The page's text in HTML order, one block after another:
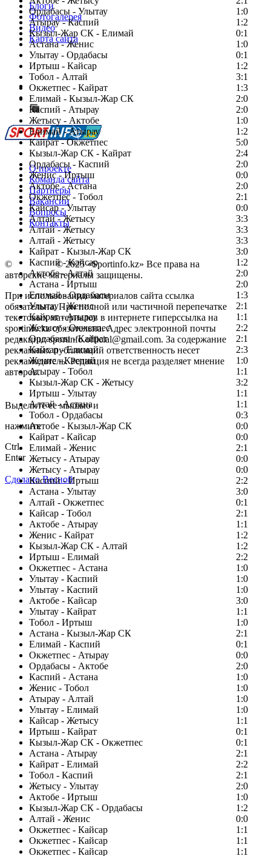
Ордабасы - Улытау
1:0
Атырау - Каспий
1:2
Кызыл-Жар СК - Елимай
0:1
Астана - Женис
1:0
Улытау - Ордабасы
0:1
Иртыш - Кайсар
1:2
Тобол - Алтай
3:1
Окжетпес - Кайрат
1:3
Елимай - Кызыл-Жар СК
2:0
Каспий - Атырау
2:0
Жетысу - Актобе
1:0
Елимай - Атырау
1:2
Кайрат - Окжетпес
5:0
Кызыл-Жар СК - Кайрат
2:4
Ордабасы - Каспий
2:0
Женис - Иртыш
0:0
Актобе - Астана
2:0
Окжетпес - Тобол
2:1
Кайсар - Улытау
0:0
Алтай - Жетысу
3:3
Алтай - Жетысу
3:3
Алтай - Жетысу
3:3
Кайрат - Кызыл-Жар СК
3:0
Каспий - Кайсар
1:2
Актобе - Алтай
2:0
Астана - Иртыш
2:0
Елимай - Ордабасы
1:3
Улытау - Женис
2:1
Кайрат - Атырау
1:1
Жетысу - Окжетпес
2:2
Ордабасы - Кайрат
2:1
Кайсар - Елимай
2:3
Женис - Каспий
1:0
Атырау - Тобол
1:1
Кызыл-Жар СК - Жетысу
3:2
Иртыш - Улытау
1:1
Алтай - Астана
1:1
Тобол - Ордабасы
0:3
Актобе - Кызыл-Жар СК
0:0
Кайрат - Кайсар
0:0
Елимай - Женис
2:1
Жетысу - Атырау
0:0
Жетысу - Атырау
0:0
Каспий - Иртыш
2:2
Астана - Улытау
3:0
Алтай - Окжетпес
0:1
Кайсар - Тобол
2:1
Актобе - Атырау
1:1
Женис - Кайрат
1:2
Кызыл-Жар СК - Алтай
1:2
Иртыш - Елимай
2:2
Окжетпес - Астана
1:0
Улытау - Каспий
1:0
Улытау - Каспий
1:0
Актобе - Кайсар
3:0
Улытау - Кайрат
1:1
Тобол - Иртыш
1:0
Астана - Кызыл-Жар СК
2:1
Елимай - Каспий
0:1
Окжетпес - Атырау
0:0
Ордабасы - Актобе
2:0
Каспий - Астана
1:0
Женис - Тобол
1:0
Атырау - Алтай
1:0
Улытау - Елимай
1:0
Кайсар - Жетысу
1:1
Иртыш - Кайрат
0:1
Кызыл-Жар СК - Окжетпес
0:1
Астана - Атырау
2:1
Кайрат - Елимай
2:2
Тобол - Каспий
2:1
Жетысу - Улытау
2:0
Актобе - Иртыш
1:0
Кызыл-Жар СК - Ордабасы
1:2
Алтай - Женис
0:0
Окжетпес - Кайсар
1:1
Окжетпес - Кайсар
1:1
Окжетпес - Кайсар
1:1
Блоги
Фотогалерея
Видео
Карта сайта
Есть идея?
Сообщить о мероприятии
Перейти на старый сайт
О проекте
Команда сайта
Партнеры
Вакансии
Вопросы
Контакты
© Copyright© 2025 «Sportinfo.kz» Все права на
авторские материалы защищены.
При использовании материалов сайта ссылка
обязательна. При полной или частичной перепечатке
текстовых материалов в интернете гиперссылка на
sportinfo.kz обязательна. Адрес электронной почты
редакции: sportinfo.official@gmail.com. За содержание
рекламных публикаций ответственность несет
рекламодатель. Редакция не всегда разделяет мнение
авторов.
Заметили ошибку в тексте?
Выделите ее мышью и
нажмите
Ctrl
Enter
Сделано Весной